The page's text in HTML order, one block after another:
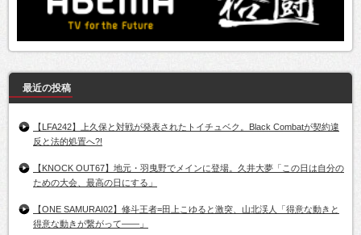
最近の投稿
【LFA242】上久保と対戦が発表されたトイチュベク。Black Combatが契約違
反と法的処置へ?!
【KNOCK OUT67】地元・羽曳野でメインに登場。久井大夢「この日は自分の
ための大会、最高の日にする」
【ONE SAMURAI02】修斗王者=田上こゆると激突、山北渓人「得意な動きと
得意な動きが繋がって――」